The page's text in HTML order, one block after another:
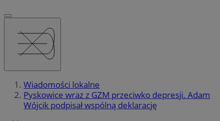
Wiadomości lokalne
Pyskowice wraz z GZM przeciwko depresji. Adam
Wójcik podpisał wspólną deklarację